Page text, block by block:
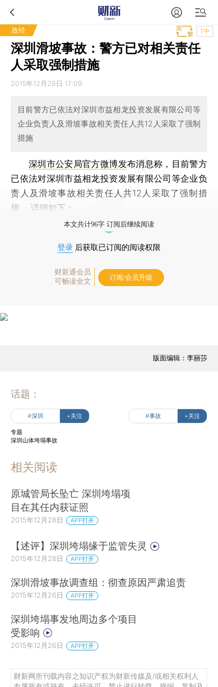
政经 T中
深圳滑坡事故：警方已对相关责任
人采取强制措施
2015年12月28日 17:09
目前警方已依法对深圳市益相龙投资发展有限公司等
企业负责人及滑坡事故相关责任人共12人采取了强制
措施
深圳市公安局官方微博发布消息称，目前警方
已依法对深圳市益相龙投资发展有限公司等企业负
责人及滑坡事故相关责任人共12人采取了强制措
施。 详细如下：
本文共计96字 订阅后继续阅读
登录 后获取已订阅的阅读权限
财新通会员
可畅读全文
订阅/会员升级
版面编辑：李丽莎
话题：
#深圳 +关注 #事故 +关注
专题
深圳山体垮塌事故
相关阅读
原城管局长坠亡 深圳垮塌项
目在其任内获证照
2015年12月28日 APP打开
【述评】深圳垮塌缘于监管失灵
2015年12月28日 APP打开
深圳滑坡事故调查组：彻查原因严肃追责
2015年12月26日 APP打开
深圳垮塌事发地周边多个项目
受影响
2015年12月26日 APP打开
财新网所刊载内容之知识产权为财新传媒及/或相关权利人